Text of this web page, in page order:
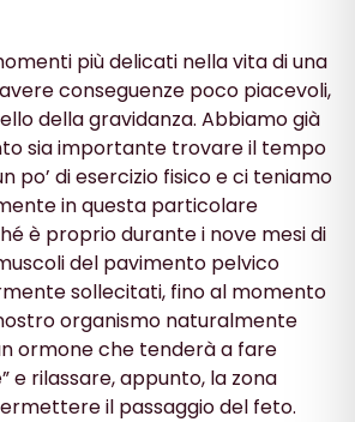
più delicati nella vita di una
conseguenze poco piacevoli,
della gravidanza. Abbiamo già
sia importante trovare il tempo
po’ di esercizio fisico e ci teniamo
in questa particolare
è proprio durante i nove mesi di
del pavimento pelvico
sollecitati, fino al momento
organismo naturalmente
ormone che tenderà a fare
e rilassare, appunto, la zona
il passaggio del feto.